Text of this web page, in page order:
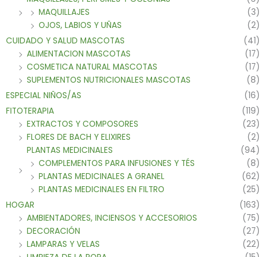
MAQUILLAJES
(3)
OJOS, LABIOS Y UÑAS
(2)
CUIDADO Y SALUD MASCOTAS
(41)
ALIMENTACION MASCOTAS
(17)
COSMETICA NATURAL MASCOTAS
(17)
SUPLEMENTOS NUTRICIONALES MASCOTAS
(8)
ESPECIAL NIÑOS/AS
(16)
FITOTERAPIA
(119)
EXTRACTOS Y COMPOSORES
(23)
FLORES DE BACH Y ELIXIRES
(2)
PLANTAS MEDICINALES
(94)
COMPLEMENTOS PARA INFUSIONES Y TÉS
(8)
PLANTAS MEDICINALES A GRANEL
(62)
PLANTAS MEDICINALES EN FILTRO
(25)
HOGAR
(163)
AMBIENTADORES, INCIENSOS Y ACCESORIOS
(75)
DECORACIÓN
(27)
LAMPARAS Y VELAS
(22)